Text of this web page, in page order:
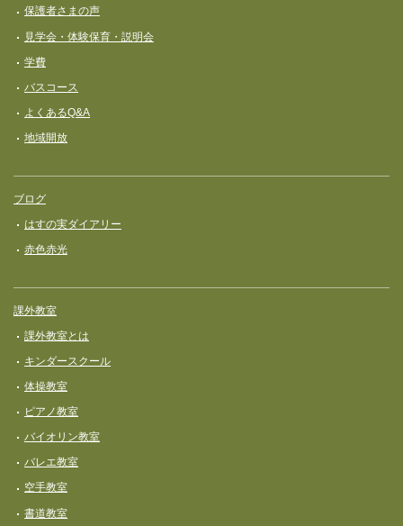
保護者さまの声
見学会・体験保育・説明会
学費
バスコース
よくあるQ&A
地域開放
ブログ
はすの実ダイアリー
赤色赤光
課外教室
課外教室とは
キンダースクール
体操教室
ピアノ教室
バイオリン教室
バレエ教室
空手教室
書道教室